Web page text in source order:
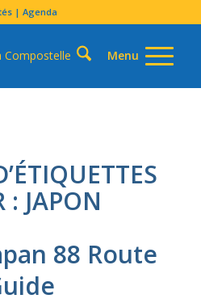
| Agenda
: JAPON
88 Route